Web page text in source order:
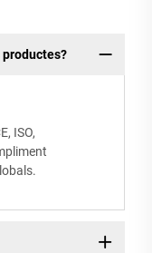
ISO,